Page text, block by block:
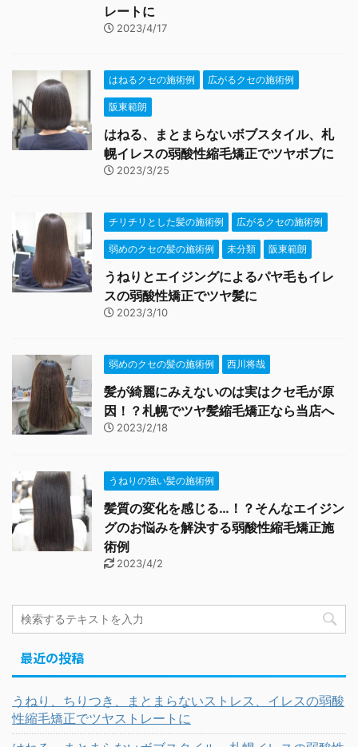
レートに
2023/4/17
はねるクセの施術例 広がるクセの施術例
阪東範朗
はねる、まとまらないボブスタイル、札
幌イレスの弱酸性縮毛矯正でツヤボブに
2023/3/25
チリチリとした髪の施術例 広がるクセの施術例
弱めのクセの髪の施術例 未分類 阪東範朗
うねりとエイジングによるパヤ毛もイレ
スの弱酸性矯正でツヤ髪に
2023/3/10
弱めのクセの髪の施術例 西川将哉
髪が綺麗にみえないのは実はクセ毛が原
因！？札幌でツヤ髪縮毛矯正なら当店へ
2023/2/18
うねりの強い髪の施術例
髪質の変化を感じる…！？そんなエイジン
グのお悩みを解決する弱酸性縮毛矯正施
術例
2023/4/2
最近の投稿
うねり、ちりつき、まとまらないストレス、イレスの弱酸
性縮毛矯正でツヤストレートに